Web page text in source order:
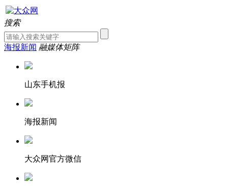
搜索
海报新闻 融媒体矩阵
山东手机报
海报新闻
大众网官方微信